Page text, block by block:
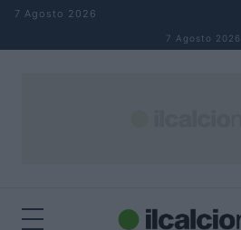
Salta al contenuto
7 Agosto 2026
7 Agosto 2026